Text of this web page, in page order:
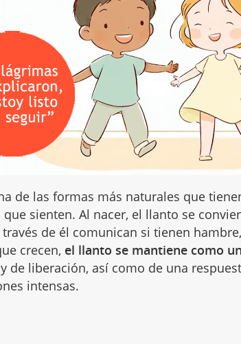
de las formas más naturales que
que sienten. Al nacer, el llanto se
través de él comunican si tienen
crecen, el llanto se mantiene como
de liberación, así como de una
intensas.